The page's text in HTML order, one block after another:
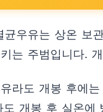
균우유는 상온 보
는 주범입니다.
라도 개봉 후에
도 개봉 후 실온에